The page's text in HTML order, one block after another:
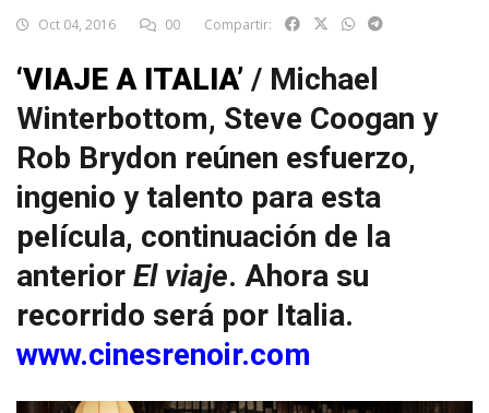
Oct 04, 2016 00 Compartir:
‘VIAJE A ITALIA’ / Michael
Winterbottom, Steve Coogan y
Rob Brydon reúnen esfuerzo,
ingenio y talento para esta
película, continuación de la
anterior El viaje. Ahora su
recorrido será por Italia.
www.cinesrenoir.com